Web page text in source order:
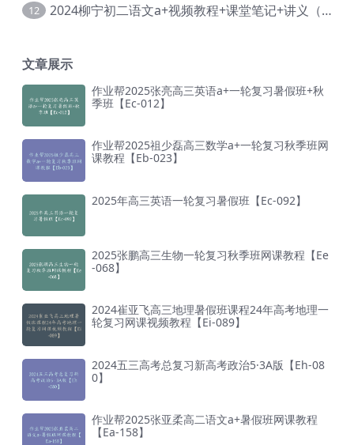
12 2024柳宁初二语文a+视频教程+课堂笔记+讲义（暑假班+秋季班）【Da-003】
文章展示
作业帮2025张亮高三英语a+一轮复习暑假班+秋
季班【Ec-012】
作业帮2025祖少磊高三数学a+一轮复习秋季班网
课教程【Eb-023】
2025年高三英语一轮复习暑假班【Ec-092】
2025张鹏高三生物一轮复习秋季班网课教程【Ee
-068】
2024崔亚飞高三地理暑假班课程24年高考地理一
轮复习网课视频教程【Ei-089】
2024五三高考总复习新高考政治5·3A版【Eh-08
0】
作业帮2025张亚柔高二语文a+暑假班网课教程
【Ea-158】